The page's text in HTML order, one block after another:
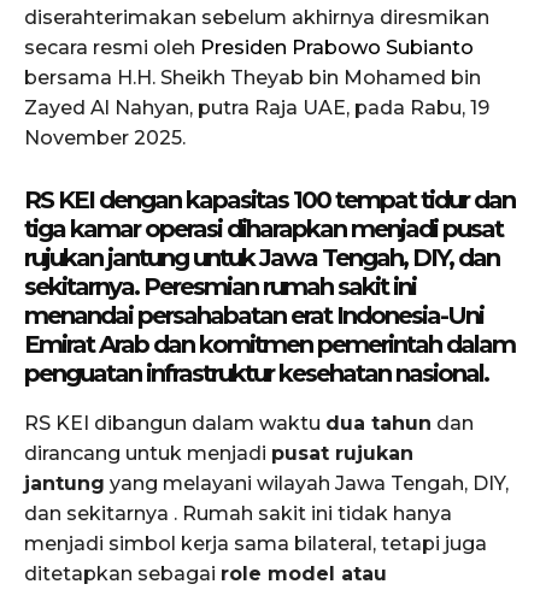
diserahterimakan sebelum akhirnya diresmikan
secara resmi oleh Presiden Prabowo Subianto
bersama H.H. Sheikh Theyab bin Mohamed bin
Zayed Al Nahyan, putra Raja UAE, pada Rabu, 19
November 2025.
RS KEI dengan kapasitas 100 tempat tidur dan
tiga kamar operasi diharapkan menjadi pusat
rujukan jantung untuk Jawa Tengah, DIY, dan
sekitarnya. Peresmian rumah sakit ini
menandai persahabatan erat Indonesia-Uni
Emirat Arab dan komitmen pemerintah dalam
penguatan infrastruktur kesehatan nasional.
RS KEI dibangun dalam waktu dua tahun dan
dirancang untuk menjadi pusat rujukan
jantung yang melayani wilayah Jawa Tengah, DIY,
dan sekitarnya . Rumah sakit ini tidak hanya
menjadi simbol kerja sama bilateral, tetapi juga
ditetapkan sebagai role model atau